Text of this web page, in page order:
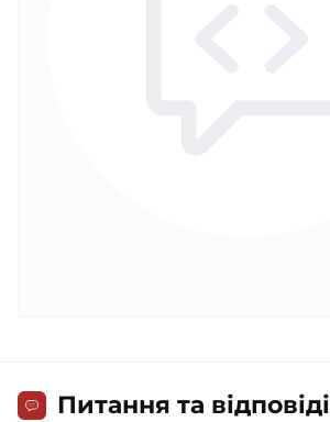
Питання та відповіді